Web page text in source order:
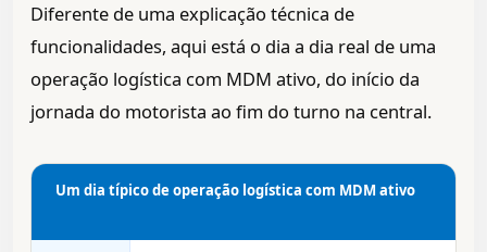
Diferente de uma explicação técnica de
funcionalidades, aqui está o dia a dia real de uma
operação logística com MDM ativo, do início da
jornada do motorista ao fim do turno na central.
Um dia típico de operação logística com MDM ativo